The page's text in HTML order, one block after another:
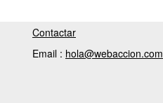
Contactar
Email : hola@webaccion.com